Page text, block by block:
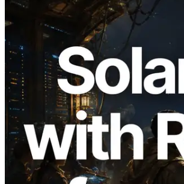
2026.08.05
ERPC amplía la Leader
Solana con medición de ping
regiones globales —
Validators Information API